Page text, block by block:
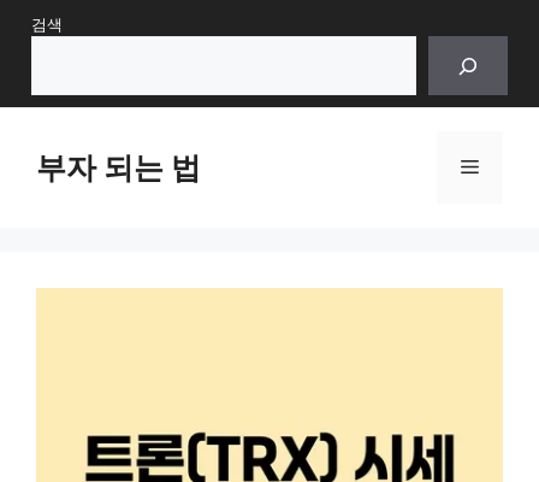
Skip검색
부자 되는 법 Menu